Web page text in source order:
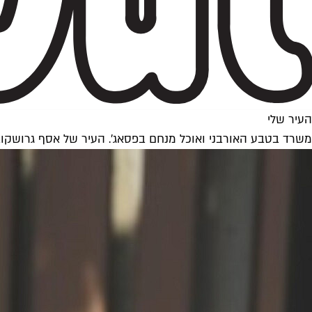
העיר שלי
משרד בטבע האורבני ואוכל מנחם בפסאג'. העיר של אסף